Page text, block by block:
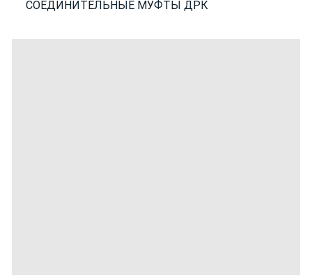
СОЕДИНИТЕЛЬНЫЕ МУФТЫ ДРК